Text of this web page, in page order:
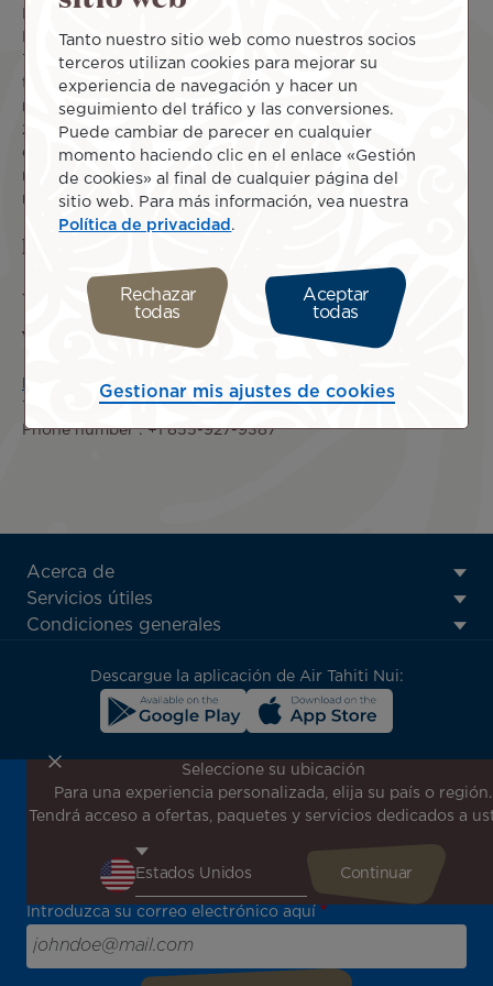
Liberties, in accordance with the obligations of the law n°
78-17 of January 6, 1978 relating to information
technology, files and civil liberties amended by law
n°2018-493 of June 20, 2018, and the regulation (EU)
2016/679 of the European Parliament and of the Council
of 27 April 2016 on the protection of natural persons with
regard to the processing of personal data and on the free
movement of such data.
Person in charge of publication
Jessie Salmon
Website host
PANTHEON
717 California Street, San Francisco, CA
Phone number : +1 855-927-9387
ATN:
Footer
menu
Acerca de
Servicios útiles
Condiciones generales
Descargue la aplicación de Air Tahiti Nui:
¡Suscríbase a nuestro boletín de noticias para recibir las
últimas novedades!
promociones especiales, descubra nuestros destinos y
encuentre inspiración para su próximo viaje.
Introduzca su correo electrónico aquí
Seleccione su ubicación
Para una experiencia personalizada, elija su país o región.
Tendrá acceso a ofertas, paquetes y servicios dedicados a
Tanto nuestro sitio web como nuestros socios
terceros utilizan cookies para mejorar su
experiencia de navegación y hacer un
seguimiento del tráfico y las conversiones.
Puede cambiar de parecer en cualquier
momento haciendo clic en el enlace «Gestión
de cookies» al final de cualquier página del
sitio web. Para más información, vea nuestra
Política de privacidad .
Rechazar
todas
Aceptar
todas
Gestionar mis ajustes de cookies